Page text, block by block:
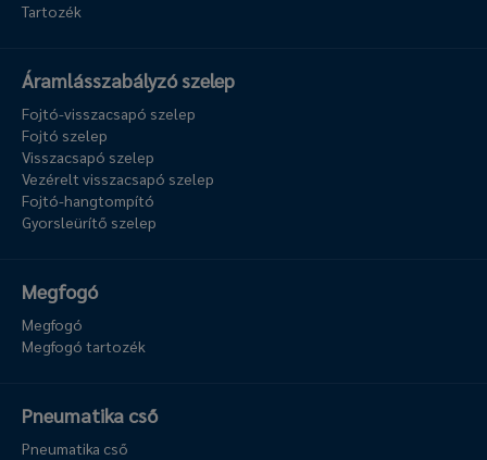
Tartozék
Áramlásszabályzó szelep
Fojtó-visszacsapó szelep
Fojtó szelep
Visszacsapó szelep
Vezérelt visszacsapó szelep
Fojtó-hangtompító
Gyorsleürítő szelep
Megfogó
Megfogó
Megfogó tartozék
Pneumatika cső
Pneumatika cső